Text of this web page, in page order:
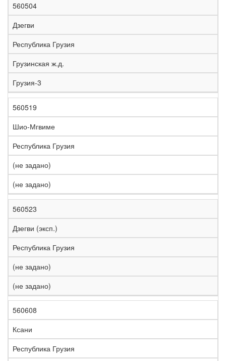
К
о
д
Н
а
з
в
а
н
и
е
С
т
а
н
а
е
е
з
н
а
я
о
о
г
а
е
и
н
560504
Дзегви
Республика Грузия
Грузинская ж.д.
Грузия-3
560519
Шио-Мгвиме
Республика Грузия
(не задано)
(не задано)
560523
Дзегви (эксп.)
Республика Грузия
(не задано)
(не задано)
560608
Ксани
Республика Грузия